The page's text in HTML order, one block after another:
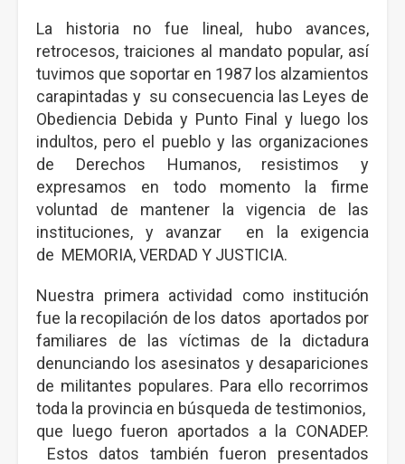
La historia no fue lineal, hubo avances,
retrocesos, traiciones al mandato popular, así
tuvimos que soportar en 1987 los alzamientos
carapintadas y su consecuencia las Leyes de
Obediencia Debida y Punto Final y luego los
indultos, pero el pueblo y las organizaciones
de Derechos Humanos, resistimos y
expresamos en todo momento la firme
voluntad de mantener la vigencia de las
instituciones, y avanzar en la exigencia
de MEMORIA, VERDAD Y JUSTICIA.
Nuestra primera actividad como institución
fue la recopilación de los datos aportados por
familiares de las víctimas de la dictadura
denunciando los asesinatos y desapariciones
de militantes populares. Para ello recorrimos
toda la provincia en búsqueda de testimonios,
que luego fueron aportados a la CONADEP.
Estos datos también fueron presentados